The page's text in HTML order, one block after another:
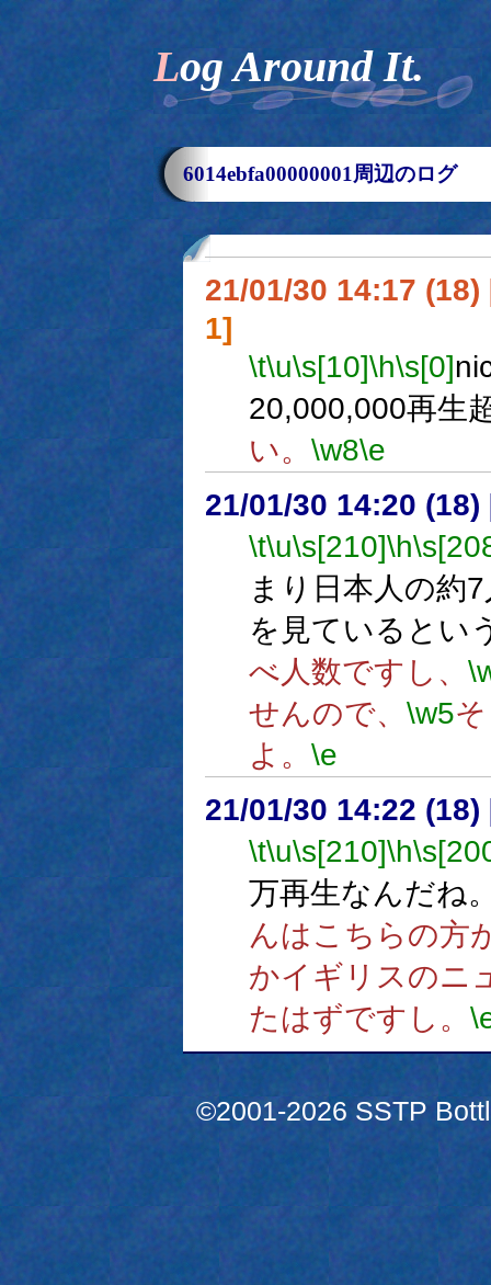
Log Around It.
6014ebfa00000001周辺のログ
21/01/30 14:17 (18)
1]
\t\u\s[10]\h\s[0]
20,000,000再生
い。 \w8\e
21/01/30 14:20 (18)
\t\u\s[210]\h
まり日本人の約
を見ているとい
べ人数ですし、
せんので、 \w5
よ。 \e
21/01/30 14:22 (18)
\t\u\s[210]\h
万再生なんだね
んはこちらの方
かイギリスのニ
たはずですし。
©2001-2026 SSTP